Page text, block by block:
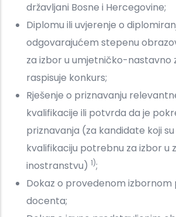
državljani Bosne i Hercegovine;
Diplomu ili uvjerenje o
odgovarajućem stepenu
za izbor u umjetničko-nastavno
raspisuje konkurs;
Rješenje o priznavanju
kvalifikacije ili potvrda da je
priznavanja (za kandidate koji
kvalifikaciju potrebnu za izbor u
inostranstvu) 1);
Dokaz o provedenom izbornom
docenta;